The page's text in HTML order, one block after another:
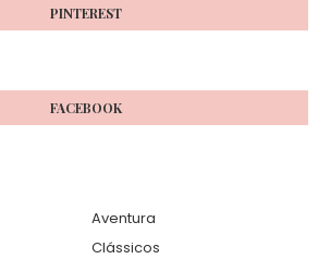
PINTEREST
FACEBOOK
Aventura
Clássicos